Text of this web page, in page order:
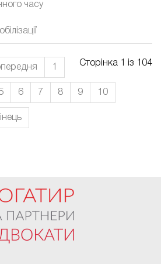
часу
Сторінка 1 із 104
6 7 8 9 10